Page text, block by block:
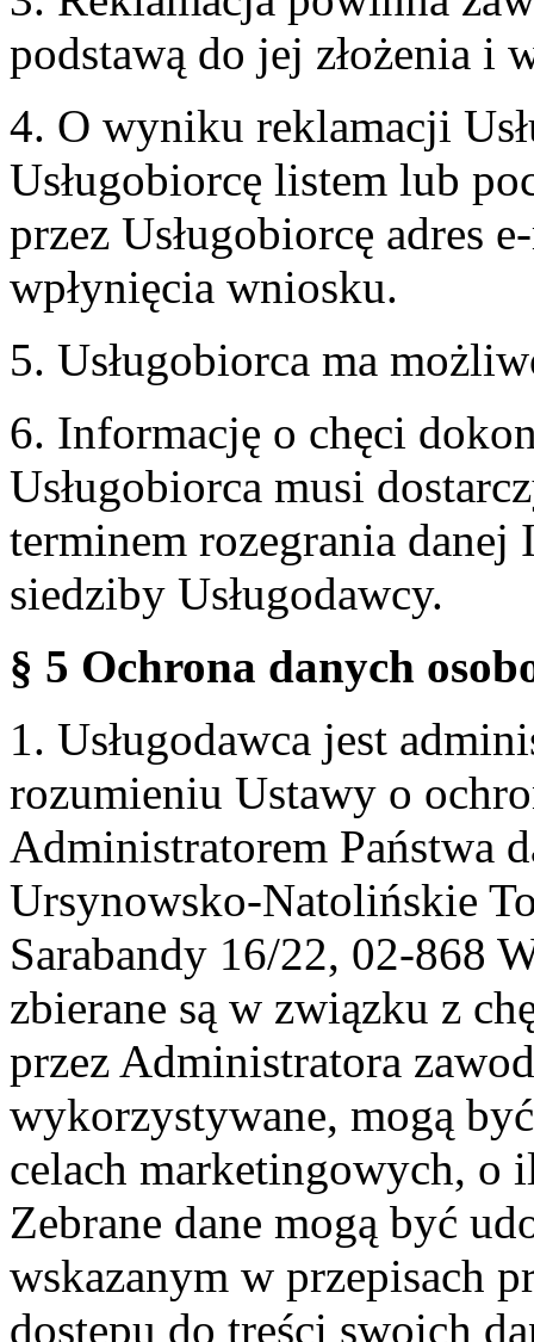
podstawą do jej złożenia i
4. O wyniku reklamacji
Usługobiorcę listem lub
przez Usługobiorcę adres
wpłynięcia wniosku.
5. Usługobiorca ma
6. Informację o chęci
Usługobiorca musi
terminem rozegrania
siedziby Usługodawcy.
§ 5 Ochrona danych
1. Usługodawca jest
rozumieniu Ustawy o
Administratorem Państwa
Ursynowsko-Natolińskie
Sarabandy 16/22, 02-868
zbierane są w związku z
przez Administratora
wykorzystywane, mogą
celach marketingowych, o
Zebrane dane mogą być
wskazanym w przepisach
dostępu do treści swoich